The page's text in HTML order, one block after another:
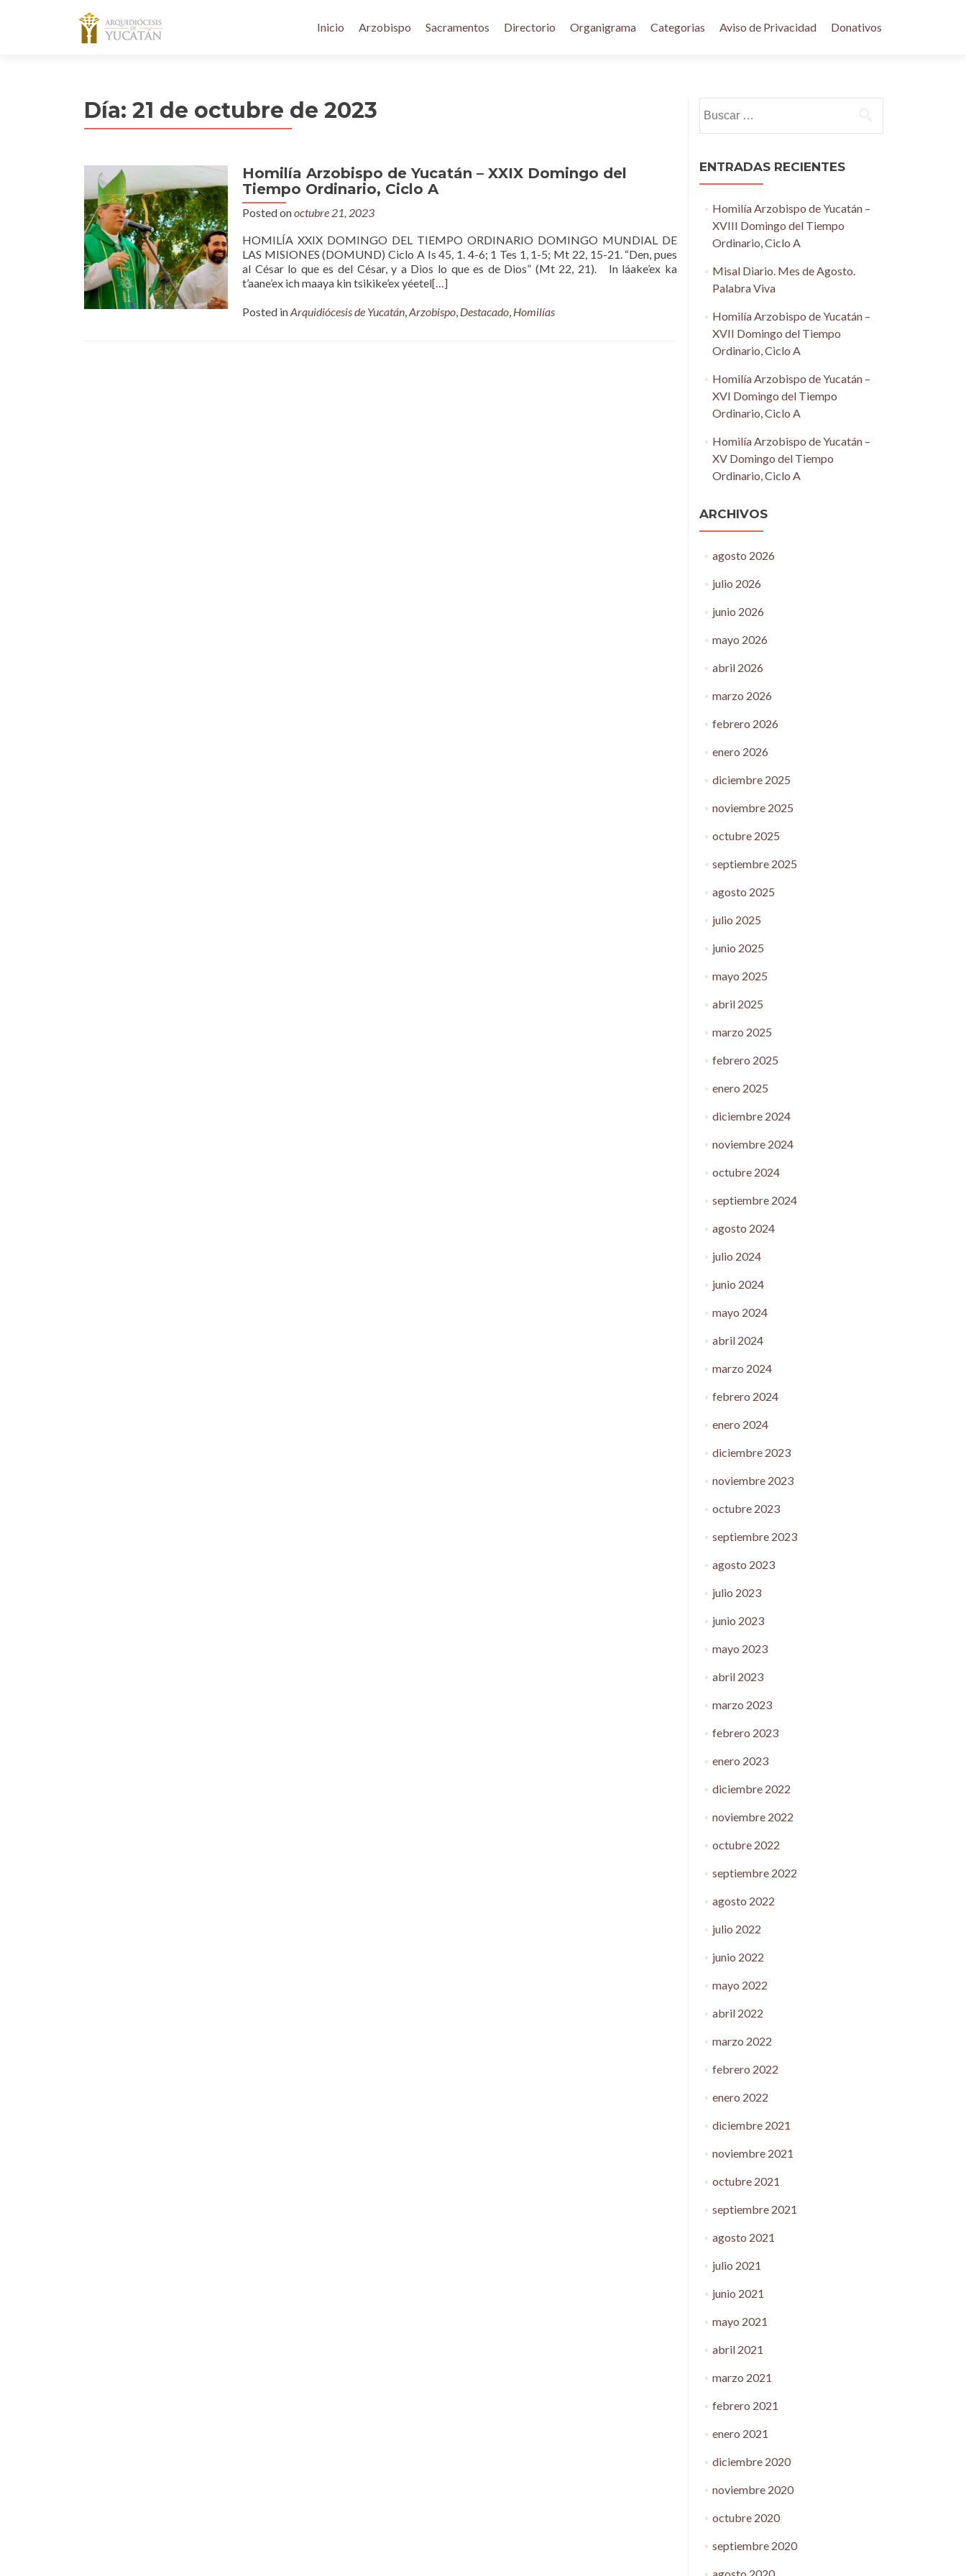
Inicio Arzobispo Sacramentos Directorio Organigrama Categorias Aviso de Privacidad Donativos
Día: 21 de octubre de 2023
Homilía Arzobispo de Yucatán – XXIX Domingo del
Tiempo Ordinario, Ciclo A
Posted onoctubre 21, 2023
HOMILÍA XXIX DOMINGO DEL TIEMPO ORDINARIO DOMINGO MUNDIAL DE
LAS MISIONES (DOMUND) Ciclo A Is 45, 1. 4-6; 1 Tes 1, 1-5; Mt 22, 15-21. “Den, pues
al César lo que es del César, y a Dios lo que es de Dios” (Mt 22, 21). In láake’ex ka
t’aane’ex ich maaya kin tsikike’ex yéetel[…]
Posted inArquidiócesis de Yucatán,Arzobispo, Destacado, Homilías
ENTRADAS RECIENTES
Homilía Arzobispo de Yucatán –
XVIII Domingo del Tiempo
Ordinario, Ciclo A
Misal Diario. Mes de Agosto.
Palabra Viva
Homilía Arzobispo de Yucatán –
XVII Domingo del Tiempo
Ordinario, Ciclo A
Homilía Arzobispo de Yucatán –
XVI Domingo del Tiempo
Ordinario, Ciclo A
Homilía Arzobispo de Yucatán –
XV Domingo del Tiempo
Ordinario, Ciclo A
ARCHIVOS
agosto 2026
julio 2026
junio 2026
mayo 2026
abril 2026
marzo 2026
febrero 2026
enero 2026
diciembre 2025
noviembre 2025
octubre 2025
septiembre 2025
agosto 2025
julio 2025
junio 2025
mayo 2025
abril 2025
marzo 2025
febrero 2025
enero 2025
diciembre 2024
noviembre 2024
octubre 2024
septiembre 2024
agosto 2024
julio 2024
junio 2024
mayo 2024
abril 2024
marzo 2024
febrero 2024
enero 2024
diciembre 2023
noviembre 2023
octubre 2023
septiembre 2023
agosto 2023
julio 2023
junio 2023
mayo 2023
abril 2023
marzo 2023
febrero 2023
enero 2023
diciembre 2022
noviembre 2022
octubre 2022
septiembre 2022
agosto 2022
julio 2022
junio 2022
mayo 2022
abril 2022
marzo 2022
febrero 2022
enero 2022
diciembre 2021
noviembre 2021
octubre 2021
septiembre 2021
agosto 2021
julio 2021
junio 2021
mayo 2021
abril 2021
marzo 2021
febrero 2021
enero 2021
diciembre 2020
noviembre 2020
octubre 2020
septiembre 2020